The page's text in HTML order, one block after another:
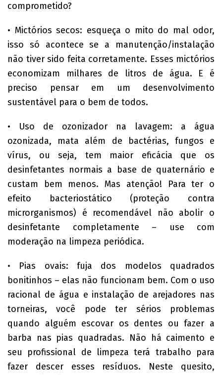
comprometido?
• Mictórios secos: esqueça o mito do mal odor,
isso só acontece se a manutenção/instalação
não tiver sido feita corretamente. Esses mictórios
economizam milhares de litros de água. E é
preciso pensar em um desenvolvimento
sustentável para o bem de todos.
• Uso de ozonizador na lavagem: a água
ozonizada, mata além de bactérias, fungos e
vírus, ou seja, tem maior eficácia que os
desinfetantes normais a base de quaternário e
custam bem menos. Mas atenção! Para ter o
efeito bacteriostático (proteção contra
microrganismos) é recomendável não abolir o
desinfetante completamente – use com
moderação na limpeza periódica.
• Pias ovais: fuja dos modelos quadrados
bonitinhos – elas não funcionam bem. Com o uso
racional de água e instalação de arejadores nas
torneiras, você pode ter sérios problemas
quando alguém escovar os dentes ou fazer a
barba nas pias quadradas. Não há caimento e
seu profissional de limpeza terá trabalho para
fazer descer esses resíduos. Neste quesito,